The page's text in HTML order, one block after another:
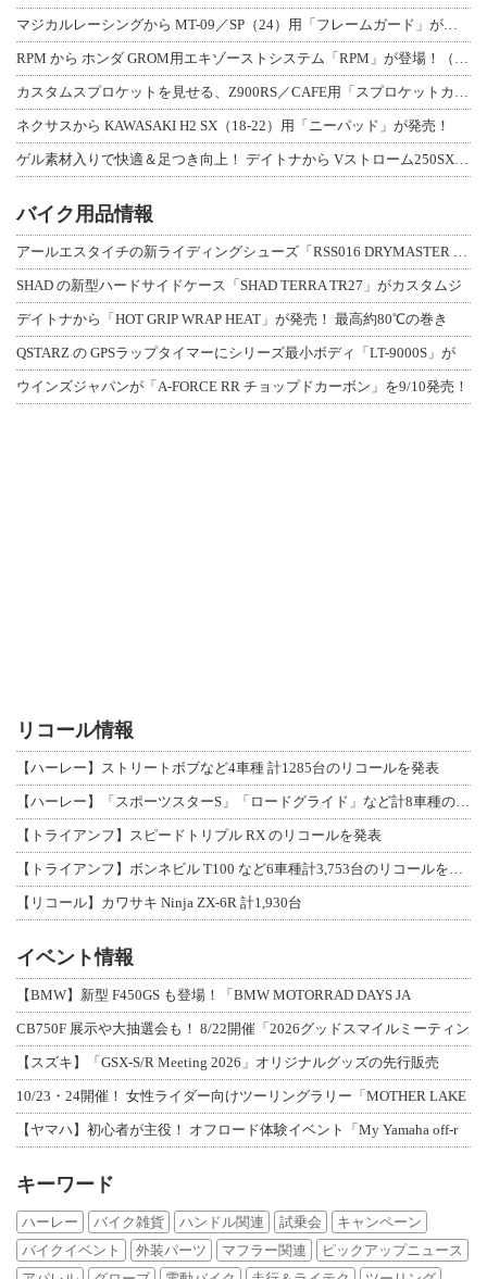
マジカルレーシングから MT-09／SP（24）用「フレームガード」が登場！
RPM から ホンダ GROM用エキゾーストシステム「RPM」が登場！（動画あり
カスタムスプロケットを見せる、Z900RS／CAFE用「スプロケットカバーフルキ
ネクサスから KAWASAKI H2 SX（18-22）用「ニーパッド」が発売！
ゲル素材入りで快適＆足つき向上！ デイトナから Vストローム250SX用「快適ロ
バイク用品情報
アールエスタイチの新ライディングシューズ「RSS016 DRYMASTER スト
SHAD の新型ハードサイドケース「SHAD TERRA TR27」がカスタムジ
デイトナから「HOT GRIP WRAP HEAT」が発売！ 最高約80℃の巻き
QSTARZ の GPSラップタイマーにシリーズ最小ボディ「LT-9000S」が
ウインズジャパンが「A-FORCE RR チョップドカーボン」を9/10発売！
リコール情報
【ハーレー】ストリートボブなど4車種 計1285台のリコールを発表
【ハーレー】「スポーツスターS」「ロードグライド」など計8車種のリコールを発表
【トライアンフ】スピードトリプル RX のリコールを発表
【トライアンフ】ボンネビル T100 など6車種計3,753台のリコールを発表
【リコール】カワサキ Ninja ZX-6R 計1,930台
イベント情報
【BMW】新型 F450GS も登場！「BMW MOTORRAD DAYS JA
CB750F 展示や大抽選会も！ 8/22開催「2026グッドスマイルミーティン
【スズキ】「GSX-S/R Meeting 2026」オリジナルグッズの先行販売
10/23・24開催！ 女性ライダー向けツーリングラリー「MOTHER LAKE
【ヤマハ】初心者が主役！ オフロード体験イベント「My Yamaha off-r
キーワード
ハーレー バイク雑貨 ハンドル関連 試乗会
キャンペーン
バイクイベント
外装パーツ マフラー関連
ピックアップニュース